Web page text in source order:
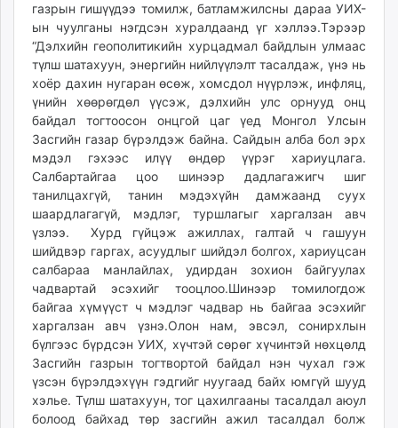
газрын гишүүдээ томилж, батламжилсны дараа УИХ-
ын чуулганы нэгдсэн хуралдаанд үг хэллээ.Тэрээр
“Дэлхийн геополитикийн хурцадмал байдлын улмаас
түлш шатахуун, энергийн нийлүүлэлт тасалдаж, үнэ нь
хоёр дахин нугаран өсөж, хомсдол нүүрлэж, инфляц,
үнийн хөөрөгдөл үүсэж, дэлхийн улс орнууд онц
байдал тогтоосон онцгой цаг үед Монгол Улсын
Засгийн газар бүрэлдэж байна. Сайдын алба бол эрх
мэдэл гэхээс илүү өндөр үүрэг хариуцлага.
Салбартайгаа цоо шинээр дадлагажигч шиг
танилцахгүй, танин мэдэхүйн дамжаанд суух
шаардлагагүй, мэдлэг, туршлагыг харгалзан авч
үзлээ. Хурд гүйцэж ажиллах, галтай ч гашуун
шийдвэр гаргах, асуудлыг шийдэл болгох, хариуцсан
салбараа манлайлах, удирдан зохион байгуулах
чадвартай эсэхийг тооцлоо.Шинээр томилогдож
байгаа хүмүүст ч мэдлэг чадвар нь байгаа эсэхийг
харгалзан авч үзнэ.Олон нам, эвсэл, сонирхлын
бүлгээс бүрдсэн УИХ, хүчтэй сөрөг хүчинтэй нөхцөлд
Засгийн газрын тогтвортой байдал нэн чухал гэж
үзсэн бүрэлдэхүүн гэдгийг нуугаад байх юмгүй шууд
хэлье. Түлш шатахуун, тог цахилгааны тасалдал аюул
болоод байхад төр засгийн ажил тасалдал болж